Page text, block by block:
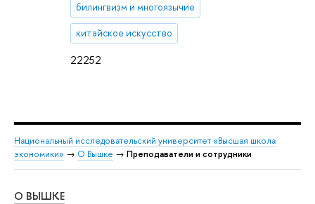
22252
билингвизм и многоязычие
китайское искусство
Национальный исследовательский университет «Высшая школа
экономики» → О Вышке → Преподаватели и сотрудники
О ВЫШКЕ